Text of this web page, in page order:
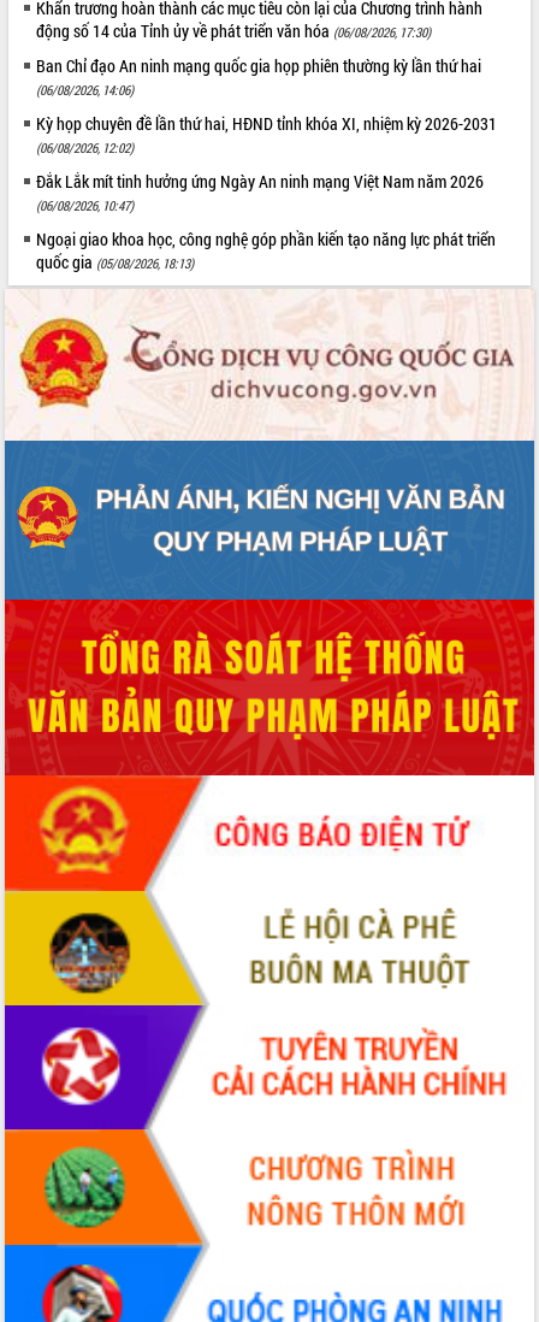
Tháo gỡ những vướng mắc, đẩy mạnh
công tác cải cách thủ tục hành chính
tại Trung tâm Phục vụ hành chính
công tỉnh
Đắk Lắk: Tôn vinh 46 giải pháp tại Hội
thi Sáng tạo Kỹ thuật 2024 - 2025
Đắk Lắk rà soát, điều chỉnh Đề án 190
về phát triển nuôi trồng thủy sản
Phó Chủ tịch UBND tỉnh Đắk Lắk
Trương Công Thái kiểm tra thực địa
Dự án cao tốc Khánh Hòa - Buôn Ma
Định vị cà phê Việt Nam như một “di
sản sống” trong dòng chảy toàn cầu
Xây dựng nông thôn mới: Nâng cao đời
sống người dân từ những mô hình thiết
thực
nhanh tiến độ các dự án trọng điểm
trong Khu kinh tế Nam Phú Yên
Hòn Yến phát triển du lịch gắn với bảo
Lấy ý kiến điều chỉnh Quy hoạch tỉnh
Đắk Lắk thời kỳ 2021-2030, tầm nhìn
đến năm 2050
Phát động chiến dịch 30 ngày đêm
giải phóng mặt bằng Tuyến đường bộ
ven biển
Đắk Lắk nỗ lực thúc đẩy tăng trưởng
kinh tế từ 10% trở lên trong Quý
II/2026
Đắk Lắk ký kết thỏa thuận hợp tác về
chuyển đổi số giai đoạn 2026 – 2030
với Tập đoàn Bưu chính Viễn thông
Việt Nam
Thứ trưởng Bộ Y tế làm việc với tỉnh
Đắk Lắk về phát triển nhân lực y tế
cho trạm y tế cấp xã
Du lịch Đắk Lắk nâng tầm trải nghiệm
du khách thông qua Hệ thống cơ sở dữ
liệu và Bản đồ số
Tập huấn ứng dụng trí tuệ nhân tạo (AI)
trong thương mại điện tử năm 2026
Đoàn đại biểu Quốc hội tỉnh Đắk Lắk
trao đổi thông tin trước Kỳ họp thứ
nhất, Quốc hội khóa XVI
Quyết liệt cải cách hành chính, khơi
thông nguồn lực phát triển
Nâng cao hiệu lực, hiệu quả HĐND
tỉnh thông qua hiện đại hóa hành chính
Khẩn trương hoàn thành các mục tiêu còn lại của Chương trình hành
động số 14 của Tỉnh ủy về phát triển văn hóa (06/08/2026, 17:30)
Ban Chỉ đạo An ninh mạng quốc gia họp phiên thường kỳ lần thứ hai
(06/08/2026, 14:06)
Kỳ họp chuyên đề lần thứ hai, HĐND tỉnh khóa XI, nhiệm kỳ 2026-2031
(06/08/2026, 12:02)
Đắk Lắk mít tinh hưởng ứng Ngày An ninh mạng Việt Nam năm 2026
(06/08/2026, 10:47)
Ngoại giao khoa học, công nghệ góp phần kiến tạo năng lực phát triển
quốc gia (05/08/2026, 18:13)